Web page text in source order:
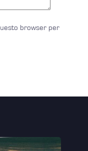
browser per